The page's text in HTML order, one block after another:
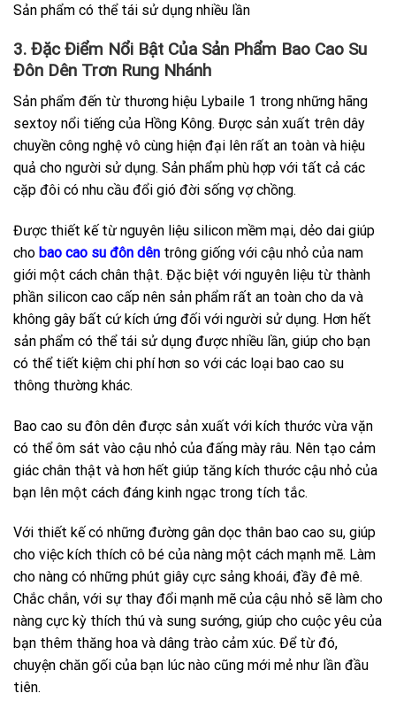
Sản phẩm có thể tái sử dụng nhiều lần
3. Đặc Điểm Nổi Bật Của Sản Phẩm Bao Cao Su
Đôn Dên Trơn Rung Nhánh
Sản phẩm đến từ thương hiệu Lybaile 1 trong những hãng
sextoy nổi tiếng của Hồng Kông. Được sản xuất trên dây
chuyền công nghệ vô cùng hiện đại lên rất an toàn và hiệu
quả cho người sử dụng. Sản phẩm phù hợp với tất cả các
cặp đôi có nhu cầu đổi gió đời sống vợ chồng.
Được thiết kế từ nguyên liệu silicon mềm mại, dẻo dai giúp
cho bao cao su đôn dên trông giống với cậu nhỏ của nam
giới một cách chân thật. Đặc biệt với nguyên liệu từ thành
phần silicon cao cấp nên sản phẩm rất an toàn cho da và
không gây bất cứ kích ứng đối với người sử dụng. Hơn hết
sản phẩm có thể tái sử dụng được nhiều lần, giúp cho bạn
có thể tiết kiệm chi phí hơn so với các loại bao cao su
thông thường khác.
Bao cao su đôn dên được sản xuất với kích thước vừa vặn
có thể ôm sát vào cậu nhỏ của đấng mày râu. Nên tạo cảm
giác chân thật và hơn hết giúp tăng kích thước cậu nhỏ của
bạn lên một cách đáng kinh ngạc trong tích tắc.
Với thiết kế có những đường gân dọc thân bao cao su, giúp
cho việc kích thích cô bé của nàng một cách mạnh mẽ. Làm
cho nàng có những phút giây cực sảng khoái, đầy đê mê.
Chắc chắn, với sự thay đổi mạnh mẽ của cậu nhỏ sẽ làm cho
nàng cực kỳ thích thú và sung sướng, giúp cho cuộc yêu của
bạn thêm thăng hoa và dâng trào cảm xúc. Để từ đó,
chuyện chăn gối của bạn lúc nào cũng mới mẻ như lần đầu
tiên.